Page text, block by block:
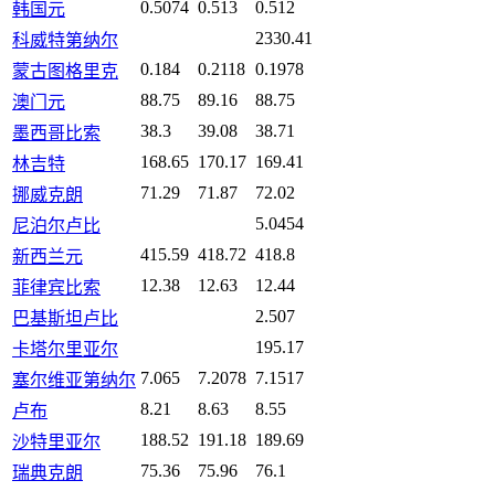
韩国元 0.5074 0.513
0.512
科威特第纳尔
2330.41
蒙古图格里克
0.184 0.2118 0.1978
澳门元
88.75 89.16
88.75
墨西哥比索
38.3 39.08
38.71
林吉特
168.65 170.17 169.41
挪威克朗
71.29 71.87
72.02
尼泊尔卢比
5.0454
新西兰元
415.59 418.72 418.8
菲律宾比索
12.38 12.63
12.44
巴基斯坦卢比
2.507
卡塔尔里亚尔
195.17
塞尔维亚第纳尔 7.065 7.2078 7.1517
卢布
8.21 8.63
8.55
沙特里亚尔
188.52 191.18 189.69
瑞典克朗
75.36 75.96
76.1